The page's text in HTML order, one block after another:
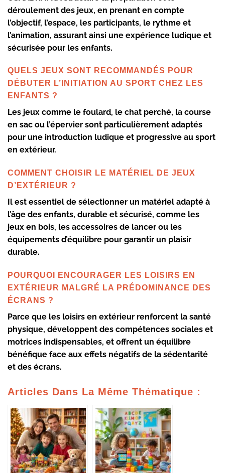
déroulement des jeux, en prenant en compte
l’objectif, l’espace, les participants, le rythme et
l’animation, assurant ainsi une expérience ludique et
sécurisée pour les enfants.
QUELS JEUX SONT RECOMMANDÉS POUR
DÉBUTER L’INITIATION AU SPORT CHEZ LES
ENFANTS ?
Les jeux comme le foulard, le chat perché, la course
en sac ou l’épervier sont particulièrement adaptés
pour une introduction ludique et progressive au sport
en extérieur.
COMMENT CHOISIR LE MATÉRIEL DE JEUX
D’EXTÉRIEUR ?
Il est essentiel de sélectionner un matériel adapté à
l’âge des enfants, durable et sécurisé, comme les
jeux en bois, les accessoires de lancer ou les
équipements d’équilibre pour garantir un plaisir
durable.
POURQUOI ENCOURAGER LES LOISIRS EN
EXTÉRIEUR MALGRÉ LA PRÉDOMINANCE DES
ÉCRANS ?
Parce que les loisirs en extérieur renforcent la santé
physique, développent des compétences sociales et
motrices indispensables, et offrent un équilibre
bénéfique face aux effets négatifs de la sédentarité
et des écrans.
Articles Dans La Même Thématique :